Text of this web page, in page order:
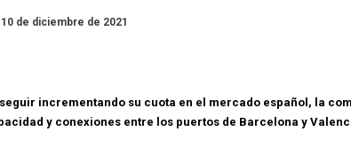
10 de diciembre de 2021
incrementando su cuota en el mercado español, la
y conexiones entre los puertos de Barcelona y